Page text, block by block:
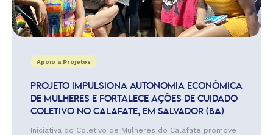
Apoio a Projetos
PROJETO IMPULSIONA AUTONOMIA ECONÔMICA
DE MULHERES E FORTALECE AÇÕES DE CUIDADO
COLETIVO NO CALAFATE, EM SALVADOR (BA)
Iniciativa do Coletivo de Mulheres do Calafate promove